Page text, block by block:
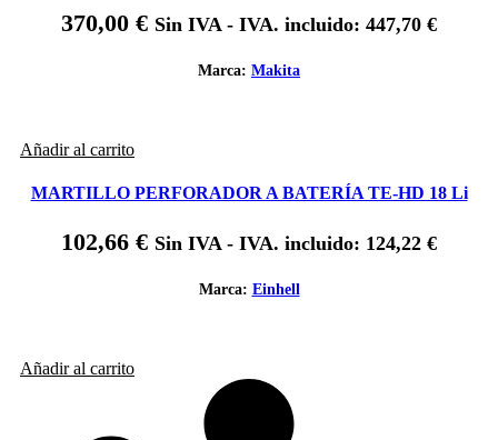
370,00 € Sin IVA - IVA. incluido: 447,70 €
Marca: Makita
Añadir al carrito
MARTILLO PERFORADOR A BATERÍA TE-HD 18 Li
102,66 € Sin IVA - IVA. incluido: 124,22 €
Marca: Einhell
Añadir al carrito